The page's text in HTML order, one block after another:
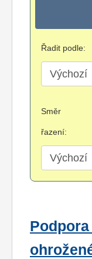
Řadit podle:
Směr
řazení: